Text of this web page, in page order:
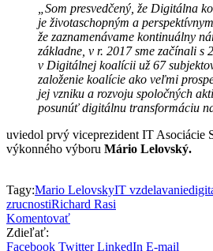
„Som presvedčený, že Digitálna
je životaschopným a
že zaznamenávame kontinuálny
základne, v r. 2017 sme začínali s
v Digitálnej koalícii už 67
založenie koalície ako veľmi
jej vzniku a rozvoju spoločných
posunúť digitálnu transformáciu
uviedol prvý viceprezident IT Asociácie
výkonného výboru Mário Lelovský.
Tagy:Mario LelovskyIT vzdelavanie
zrucnostiRichard Rasi
Komentovať
Zdieľať:
Facebook Twitter LinkedIn E-mail